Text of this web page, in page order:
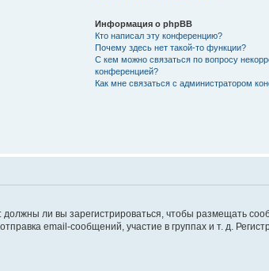
Информация о phpBB
Кто написал эту конференцию?
Почему здесь нет такой-то функции?
С кем можно связаться по вопросу
конференцией?
Как мне связаться с администратором
ли вы зарегистрироваться, чтобы размещать
email-сообщений, участие в группах и т. д.